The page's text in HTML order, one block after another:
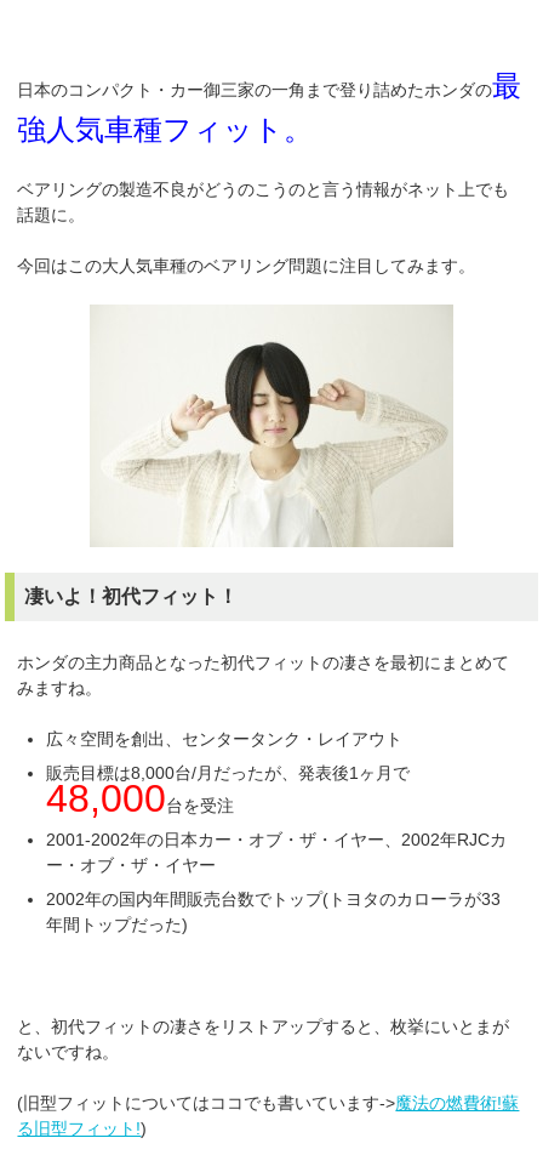
日本のコンパクト・カー御三家の一角まで登り詰めたホンダの最
強人気車種フィット。
ベアリングの製造不良がどうのこうのと言う情報がネット上でも
話題に。
今回はこの大人気車種のベアリング問題に注目してみます。
凄いよ！初代フィット！
ホンダの主力商品となった初代フィットの凄さを最初にまとめて
みますね。
広々空間を創出、センタータンク・レイアウト
販売目標は8,000台/月だったが、発表後1ヶ月で
48,000台を受注
2001-2002年の日本カー・オブ・ザ・イヤー、2002年RJCカ
ー・オブ・ザ・イヤー
2002年の国内年間販売台数でトップ(トヨタのカローラが33
年間トップだった)
と、初代フィットの凄さをリストアップすると、枚挙にいとまが
ないですね。
(旧型フィットについてはココでも書いています->魔法の燃費術!蘇
る旧型フィット!)